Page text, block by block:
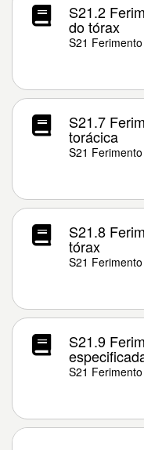
S21.2
do tórax
S21
S21.7
torácica
S21
S21.8
tórax
S21
S21.9
S21